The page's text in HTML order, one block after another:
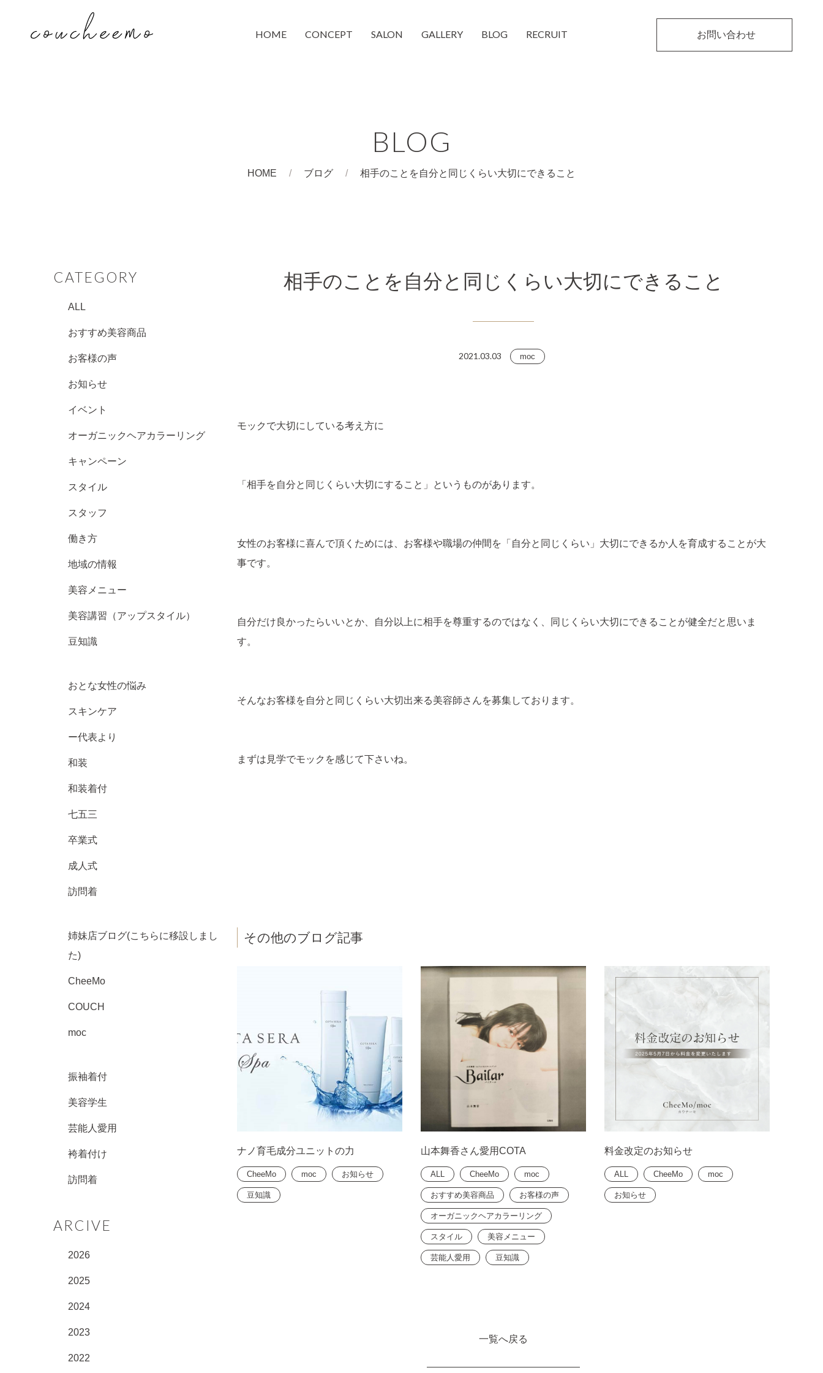
HOME CONCEPT SALON GALLERY BLOG RECRUIT お問い合わせ
BLOG
HOME ブログ 相手のことを自分と同じくらい大切にできること
CATEGORY
ALL
おすすめ美容商品
お客様の声
お知らせ
イベント
オーガニックヘアカラーリング
キャンペーン
スタイル
スタッフ
働き方
地域の情報
美容メニュー
美容講習（アップスタイル）
豆知識
おとな女性の悩み
スキンケア
ー代表より
和装
和装着付
七五三
卒業式
成人式
訪問着
姉妹店ブログ(こちらに移設しまし
た)
CheeMo
COUCH
moc
振袖着付
美容学生
芸能人愛用
袴着付け
訪問着
ARCIVE
2026
2025
2024
2023
2022
相手のことを自分と同じくらい大切にできること
2021.03.03 moc
モックで大切にしている考え方に
「相手を自分と同じくらい大切にすること」というものがあります。
女性のお客様に喜んで頂くためには、お客様や職場の仲間を「自分と同じくらい」大切にできるか人を育成することが大
事です。
自分だけ良かったらいいとか、自分以上に相手を尊重するのではなく、同じくらい大切にできることが健全だと思いま
す。
そんなお客様を自分と同じくらい大切出来る美容師さんを募集しております。
まずは見学でモックを感じて下さいね。
その他のブログ記事
ナノ育毛成分ユニットの力
CheeMo moc お知らせ
豆知識
山本舞香さん愛用COTA
ALL CheeMo moc
おすすめ美容商品 お客様の声
オーガニックヘアカラーリング
スタイル 美容メニュー
芸能人愛用 豆知識
料金改定のお知らせ
ALL CheeMo moc
お知らせ
一覧へ戻る